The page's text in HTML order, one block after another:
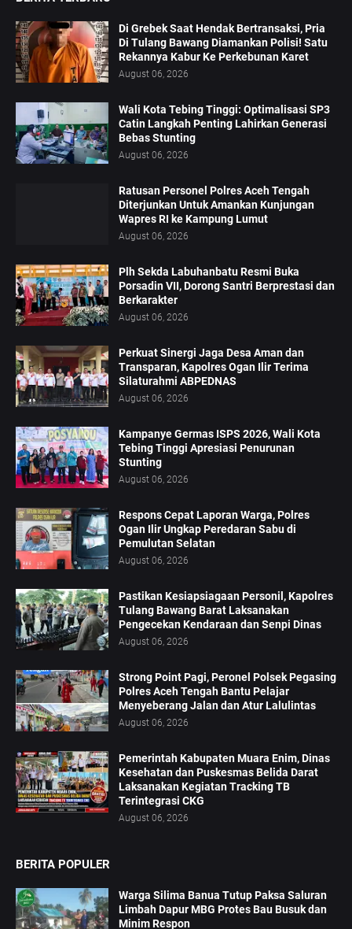
Di Grebek Saat Hendak Bertransaksi, Pria
Di Tulang Bawang Diamankan Polisi! Satu
Rekannya Kabur Ke Perkebunan Karet
August 06, 2026
Wali Kota Tebing Tinggi: Optimalisasi SP3
Catin Langkah Penting Lahirkan Generasi
Bebas Stunting
August 06, 2026
Ratusan Personel Polres Aceh Tengah
Diterjunkan Untuk Amankan Kunjungan
Wapres RI ke Kampung Lumut
August 06, 2026
Plh Sekda Labuhanbatu Resmi Buka
Porsadin VII, Dorong Santri Berprestasi dan
Berkarakter
August 06, 2026
Perkuat Sinergi Jaga Desa Aman dan
Transparan, Kapolres Ogan Ilir Terima
Silaturahmi ABPEDNAS
August 06, 2026
Kampanye Germas ISPS 2026, Wali Kota
Tebing Tinggi Apresiasi Penurunan
Stunting
August 06, 2026
Respons Cepat Laporan Warga, Polres
Ogan Ilir Ungkap Peredaran Sabu di
Pemulutan Selatan
August 06, 2026
Pastikan Kesiapsiagaan Personil, Kapolres
Tulang Bawang Barat Laksanakan
Pengecekan Kendaraan dan Senpi Dinas
August 06, 2026
Strong Point Pagi, Peronel Polsek Pegasing
Polres Aceh Tengah Bantu Pelajar
Menyeberang Jalan dan Atur Lalulintas
August 06, 2026
‎Pemerintah Kabupaten Muara Enim, Dinas
Kesehatan dan Puskesmas Belida Darat
Laksanakan Kegiatan Tracking TB
Terintegrasi CKG
August 06, 2026
BERITA POPULER
Warga Silima Banua Tutup Paksa Saluran
Limbah Dapur MBG Protes Bau Busuk dan
Minim Respon